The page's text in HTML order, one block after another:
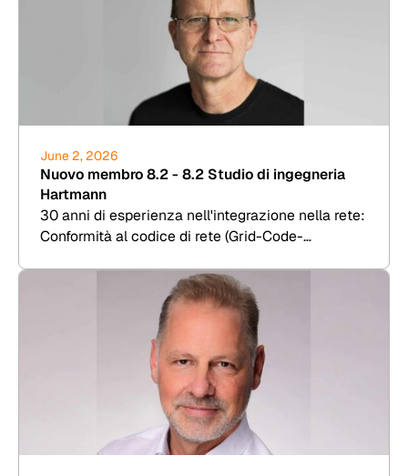
June 2, 2026
Nuovo membro 8.2 - 8.2 Studio di ingegneria
Hartmann
30 anni di esperienza nell'integrazione nella rete:
Conformità al codice di rete (Grid-Code-
fotovoltaico, BESS e idrogeno.